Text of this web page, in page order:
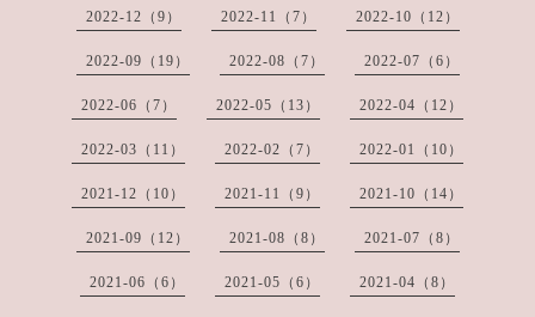
2022-12（9） 2022-11（7） 2022-10（12）
2022-09（19） 2022-08（7） 2022-07（6）
2022-06（7） 2022-05（13） 2022-04（12）
2022-03（11） 2022-02（7） 2022-01（10）
2021-12（10） 2021-11（9） 2021-10（14）
2021-09（12） 2021-08（8） 2021-07（8）
2021-06（6） 2021-05（6） 2021-04（8）